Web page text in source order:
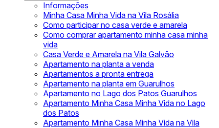
Informações
Minha Casa Minha Vida na Vila Rosália
Como participar no casa verde e amarela
Como comprar apartamento minha casa minha
vida
Casa Verde e Amarela na Vila Galvão
Apartamento na planta a venda
Apartamentos a pronta entrega
Apartamento na planta em Guarulhos
Apartamento no Lago dos Patos Guarulhos
Apartamento Minha Casa Minha Vida no Lago
dos Patos
Apartamento Minha Casa Minha Vida na Vila